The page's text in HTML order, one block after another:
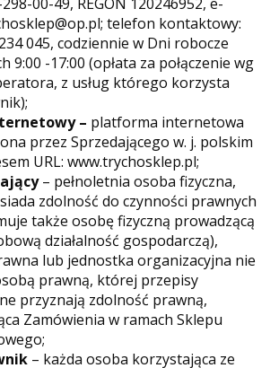
telefon kontaktowy:
045, codziennie w Dni robocze
9:00 -17:00 (opłata za połączenie wg
z usług którego korzysta
– platforma internetowa
przez Sprzedającego w. j. polskim
URL: www.trychosklep.pl;
– pełnoletnia osoba fizyczna,
zdolność do czynności prawnych
także osobę fizyczną prowadzącą
działalność gospodarczą),
lub jednostka organizacyjna nie
prawną, której przepisy
przyznają zdolność prawną,
Zamówienia w ramach Sklepu
– każda osoba korzystająca ze